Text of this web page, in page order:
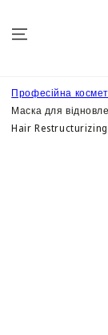
Професійна
Маска для
Hair